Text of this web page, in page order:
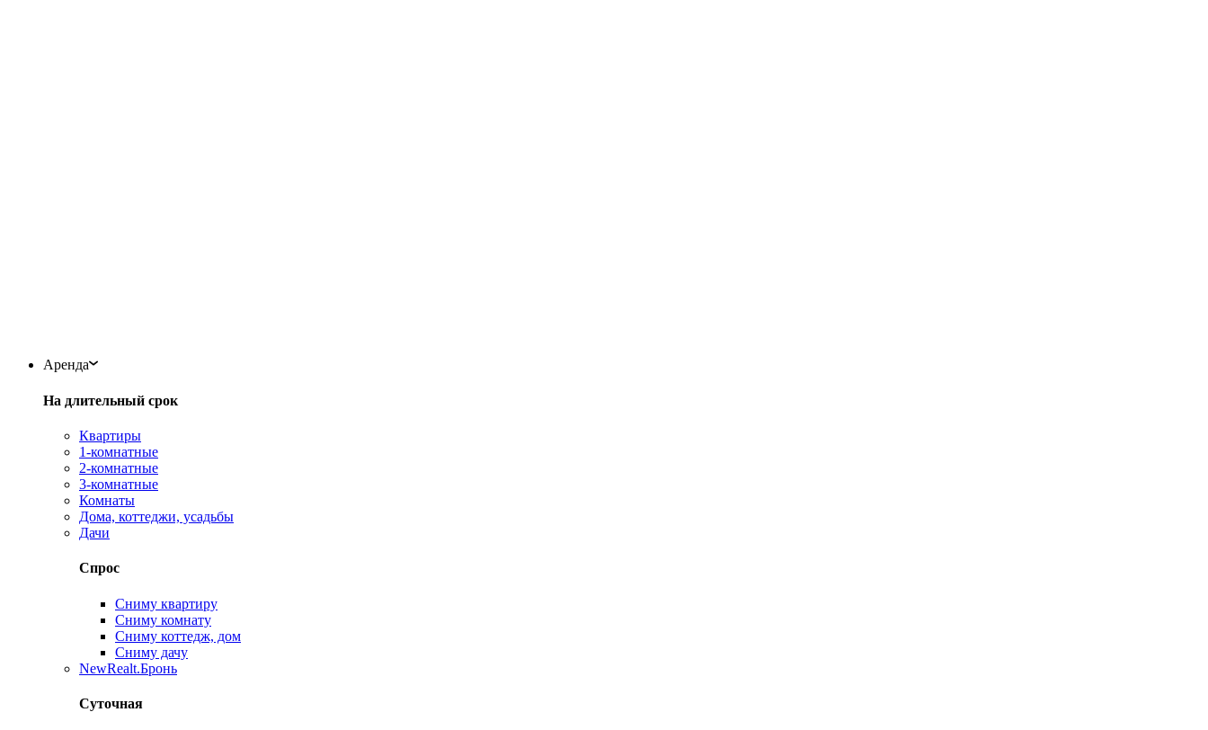
Аренда
На длительный срок
Квартиры
1-комнатные
2-комнатные
3-комнатные
Комнаты
Дома, коттеджи, усадьбы
Дачи
Спрос
Сниму квартиру
Сниму комнату
Сниму коттедж, дом
Сниму дачу
NewRealt.Бронь
Суточная